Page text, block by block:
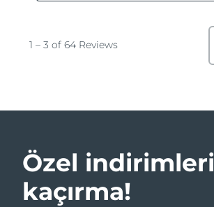
Özel indirimleri
kaçırma!